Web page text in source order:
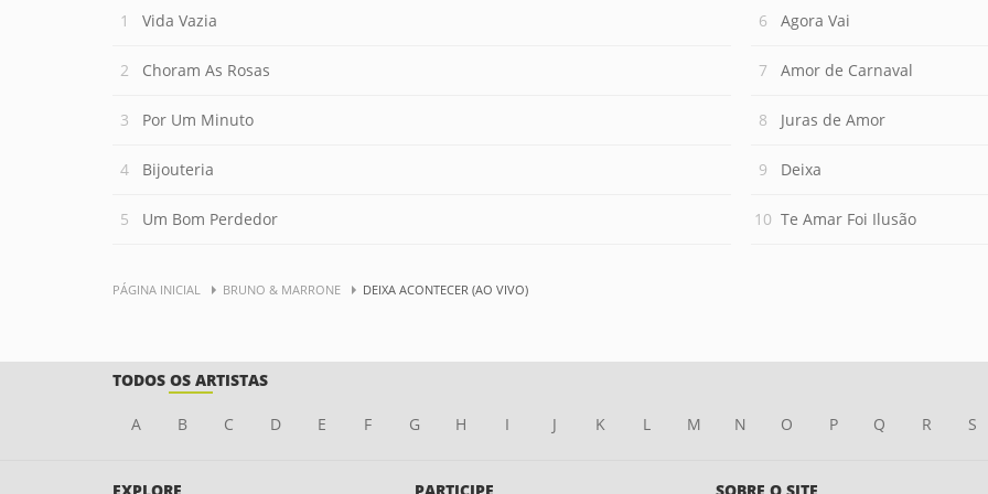
Vida Vazia
Choram As Rosas
Por Um Minuto
Bijouteria
Um Bom Perdedor
Agora Vai
Amor de Carnaval
Juras de Amor
Deixa
Te Amar Foi Ilusão
PÁGINA INICIAL BRUNO & MARRONE DEIXA ACONTECER (AO VIVO)
TODOS OS ARTISTAS
A B C D E F G H I J K L M N O P Q R S